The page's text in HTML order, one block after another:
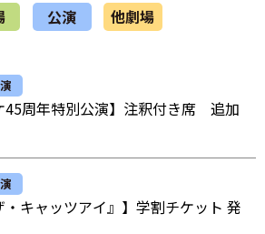
公演 他劇場
45周年特別公演】注釈付き席 追加
・キャッツアイ』】学割チケット 発